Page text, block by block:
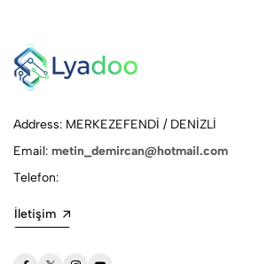
Address: MERKEZEFENDİ / DENİZLİ
Email: metin_demircan@hotmail.com
Telefon:
İletişim